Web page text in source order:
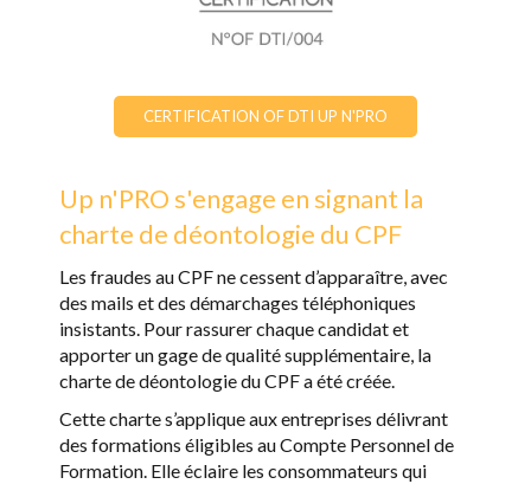
CERTIFICATION OF DTI UP N'PRO
Up n'PRO s'engage en signant la
charte de déontologie du CPF
Les fraudes au CPF ne cessent d’apparaître, avec
des mails et des démarchages téléphoniques
insistants. Pour rassurer chaque candidat et
apporter un gage de qualité supplémentaire, la
charte de déontologie du CPF a été créée.
Cette charte s’applique aux entreprises délivrant
des formations éligibles au Compte Personnel de
Formation. Elle éclaire les consommateurs qui